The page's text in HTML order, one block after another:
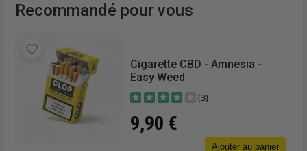
Recommandé pour vous
Cigarette CBD - Amnesia -
Easy Weed
(3)
9,90 €
Ajouter au panier